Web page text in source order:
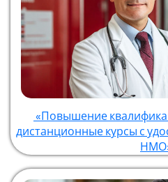
«Повышение
дистанционные курсы с